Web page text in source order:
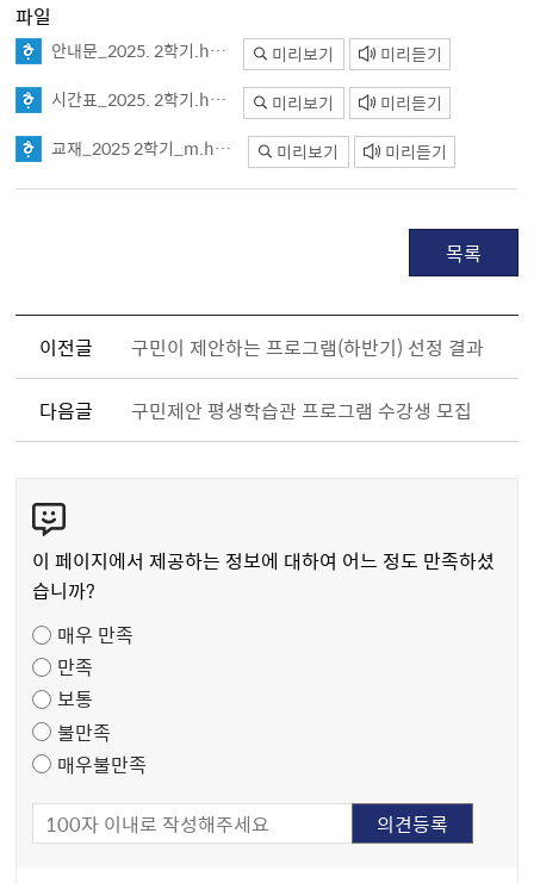
파일
안내문_2025. 2학기.hwp 미리보기 미리듣기
시간표_2025. 2학기.hwp 미리보기 미리듣기
교재_2025 2학기_m.hwp 미리보기 미리듣기
목록
이전글 구민이 제안하는 프로그램(하반기) 선정 결과
다음글 구민제안 평생학습관 프로그램 수강생 모집
텐
츠
만
도
조
사
이 페이지에서 제공하는 정보에 대하여 어느 정도 만족하셨
습니까?
매우 만족
만족
보통
불만족
매우불만족